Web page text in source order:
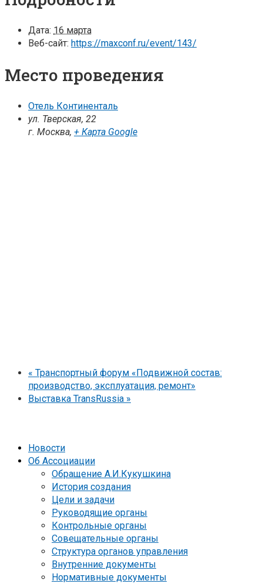
Дата: 16 марта
Веб-сайт: https://maxconf.ru/event/143/
Место проведения
Отель Континенталь
ул. Тверская, 22
г. Москва, + Карта Google
« Транспортный форум «Подвижной состав:
производство, эксплуатация, ремонт»
Выставка TransRussia »
Новости
Об Ассоциации
Обращение А.И.Кукушкина
История создания
Цели и задачи
Руководящие органы
Контрольные органы
Совещательные органы
Структура органов управления
Внутренние документы
Нормативные документы